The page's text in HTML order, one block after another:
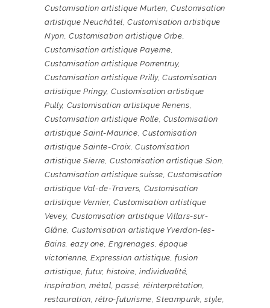
Customisation artistique Murten,Customisation
artistique Neuchâtel,Customisation artistique
Nyon, Customisation artistique Orbe,
Customisation artistique Payerne,
Customisation artistique Porrentruy,
Customisation artistique Prilly,Customisation
artistique Pringy,Customisation artistique
Pully, Customisation artistique Renens,
Customisation artistique Rolle, Customisation
artistique Saint-Maurice, Customisation
artistique Sainte-Croix,Customisation
artistique Sierre,Customisation artistique Sion,
Customisation artistique suisse,Customisation
artistique Val-de-Travers, Customisation
artistique Vernier,Customisation artistique
Vevey, Customisation artistique Villars-sur-
Glâne, Customisation artistique Yverdon-les-
Bains, eazy one,Engrenages, époque
victorienne,Expression artistique,fusion
artistique, futur,histoire, individualité,
inspiration,métal,passé, réinterprétation,
restauration,rétro-futurisme,Steampunk,style,